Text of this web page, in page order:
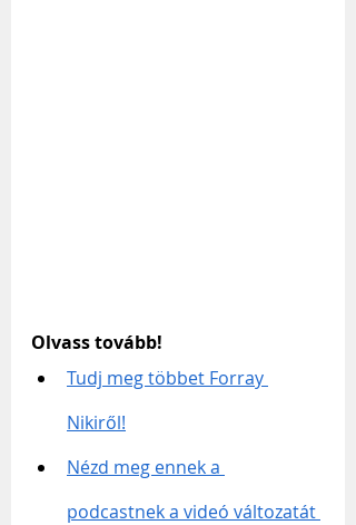
Olvass tovább!
Tudj meg többet Forray
Nikiről!
Nézd meg ennek a
podcastnek a videó változatát